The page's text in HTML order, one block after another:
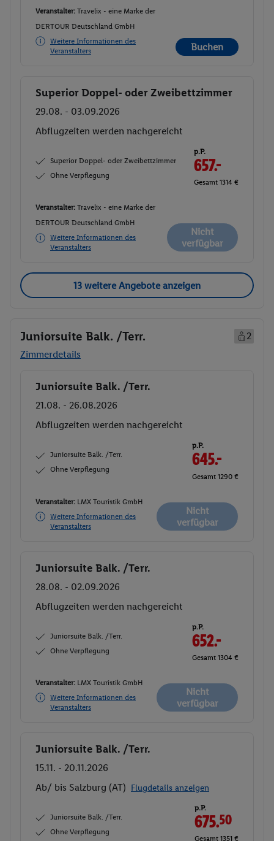
Veranstalter: Travelix - eine Marke der
DERTOUR Deutschland GmbH
Weitere Informationen des
Veranstalters
Buchen
Buchen
Superior Doppel- oder Zweibettzimmer
29.08. - 03.09.2026
Abflugzeiten werden nachgereicht
Superior Doppel- oder Zweibettzimmer
Ohne Verpflegung
p.P.
657.-
Gesamt 1314 €
Veranstalter: Travelix - eine Marke der
DERTOUR Deutschland GmbH
Weitere Informationen des
Veranstalters
Nicht
verfügbar
13 weitere Angebote anzeigen
Juniorsuite Balk. /Terr.
2
Zimmerdetails
Buchen
Juniorsuite Balk. /Terr.
21.08. - 26.08.2026
Abflugzeiten werden nachgereicht
Juniorsuite Balk. /Terr.
Ohne Verpflegung
p.P.
645.-
Gesamt 1290 €
Veranstalter: LMX Touristik GmbH
Weitere Informationen des
Veranstalters
Nicht
verfügbar
Buchen
Juniorsuite Balk. /Terr.
28.08. - 02.09.2026
Abflugzeiten werden nachgereicht
Juniorsuite Balk. /Terr.
Ohne Verpflegung
p.P.
652.-
Gesamt 1304 €
Veranstalter: LMX Touristik GmbH
Weitere Informationen des
Veranstalters
Nicht
verfügbar
Buchen
Juniorsuite Balk. /Terr.
15.11. - 20.11.2026
Ab/ bis Salzburg (AT) Flugdetails anzeigen
Juniorsuite Balk. /Terr.
Ohne Verpflegung
p.P.
675.50
Gesamt 1351 €